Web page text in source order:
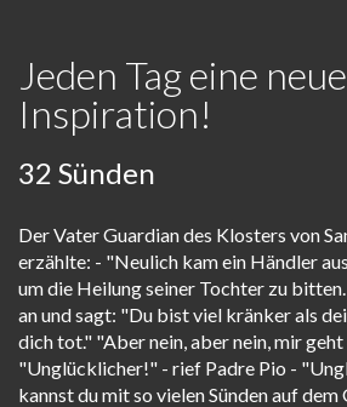
Jeden Tag eine neue
Inspiration!
32 Sünden
Der Vater Guardian des Klosters von
erzählte: - "Neulich kam ein Händler
um die Heilung seiner Tochter zu
an und sagt: "Du bist viel kränker als
dich tot." "Aber nein, aber nein, mir geht
"Unglücklicher!" - rief Padre Pio -
kannst du mit so vielen Sünden auf dem